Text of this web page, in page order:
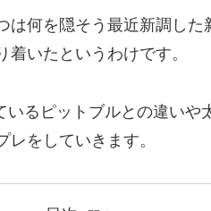
は何を隠そう最近新調し
着いたというわけです。
いるピットブルとの違い
レをしていきます。